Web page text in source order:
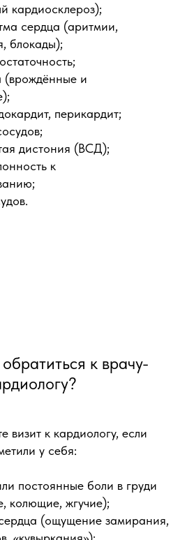
кардиосклероз);
сердца (аритмии,
блокады);
(врождённые и
перикардит;
дистония (ВСД);
к
к врачу-
визит к кардиологу, если
у себя:
постоянные боли в груди
колющие, жгучие);
(ощущение замирания,